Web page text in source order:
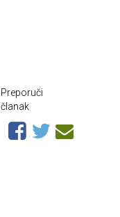
Preporuči
članak